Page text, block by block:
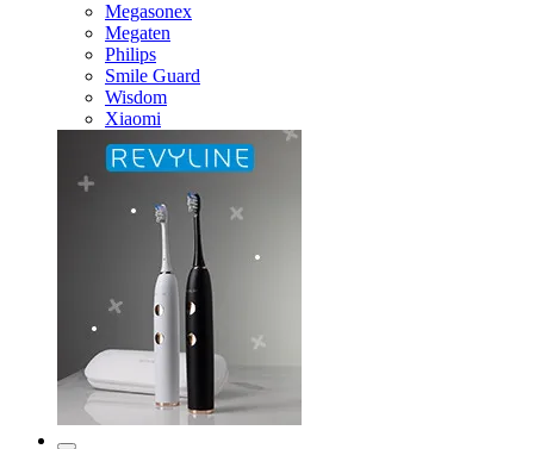
Megasonex
Megaten
Philips
Smile Guard
Wisdom
Xiaomi